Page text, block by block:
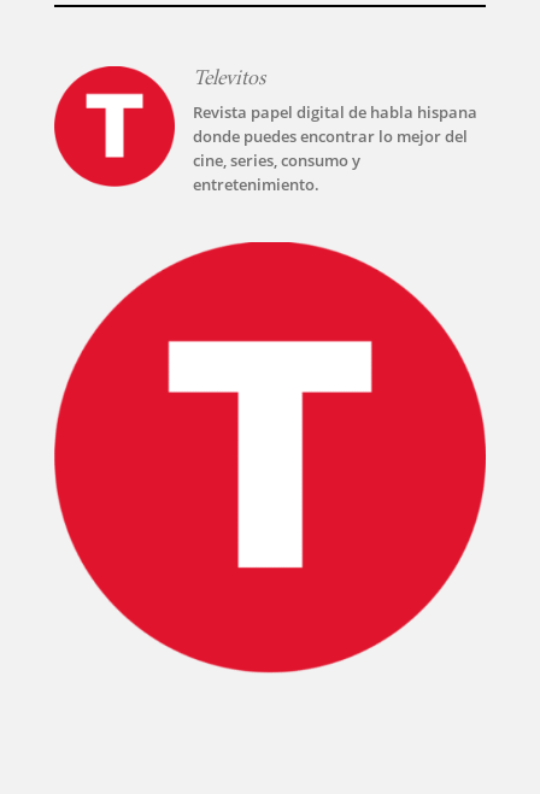
INICIO
Televitos
Revista papel digital de habla hispana
donde puedes encontrar lo mejor del
cine, series, consumo y
entretenimiento.